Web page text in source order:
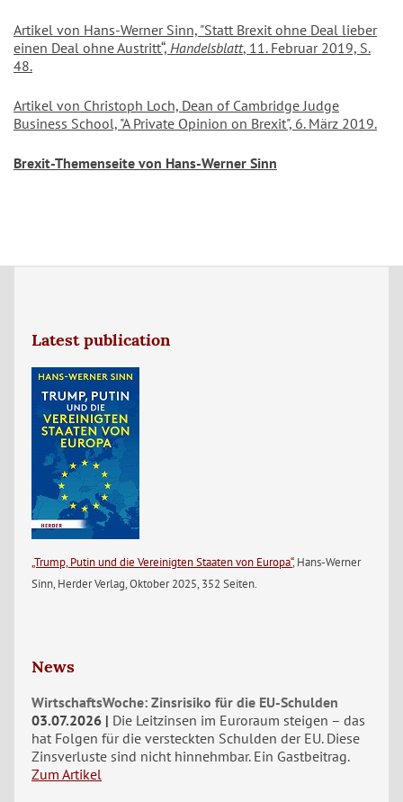
Artikel von Hans-Werner Sinn, "Statt Brexit ohne Deal lieber
einen Deal ohne Austritt“, Handelsblatt, 11. Februar 2019, S.
48.
Artikel von Christoph Loch, Dean of Cambridge Judge
Business School, "A Private Opinion on Brexit", 6. März 2019.
Brexit-Themenseite von Hans-Werner Sinn
Latest publication
„Trump, Putin und die Vereinigten Staaten von Europa“, Hans-Werner
Sinn, Herder Verlag, Oktober 2025, 352 Seiten.
News
WirtschaftsWoche: Zinsrisiko für die EU-Schulden
03.07.2026
Die Leitzinsen im Euroraum steigen – das
hat Folgen für die versteckten Schulden der EU. Diese
Zinsverluste sind nicht hinnehmbar. Ein Gastbeitrag.
Zum Artikel